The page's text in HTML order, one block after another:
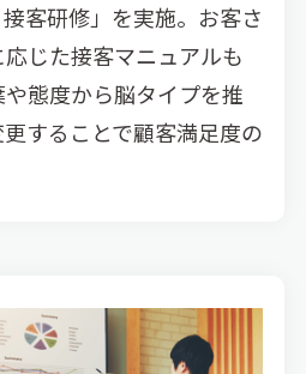
客研修」を実施。お客さ
じた接客マニュアルも
態度から脳タイプを推
することで顧客満足度の